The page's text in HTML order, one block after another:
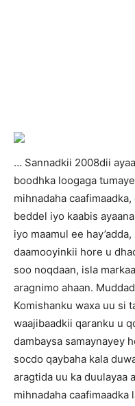
… Sannadkii 2008dii
boodhka loogaga
mihnadaha
beddel iyo kaabis
iyo maamul ee
daamooyinkii hore u
soo noqdaan, isla
aragnimo ahaan.
Komishanku waxa uu si
waajibaadkii qaranku u
dambaysa samaynayey
socdo qaybaha kala
aragtida uu ka duulayaa
mihnadaha caafimaadka